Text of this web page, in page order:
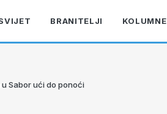
BRANITELJI KOLUMNE
Sabor ući do ponoći